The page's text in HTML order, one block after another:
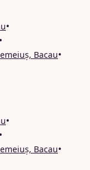
•
•
Bacau•
•
•
Bacau•